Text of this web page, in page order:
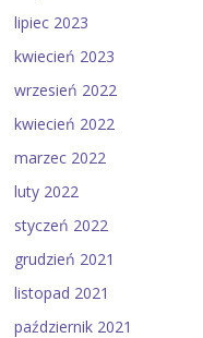
lipiec 2023
kwiecień 2023
wrzesień 2022
kwiecień 2022
marzec 2022
luty 2022
styczeń 2022
grudzień 2021
listopad 2021
październik 2021